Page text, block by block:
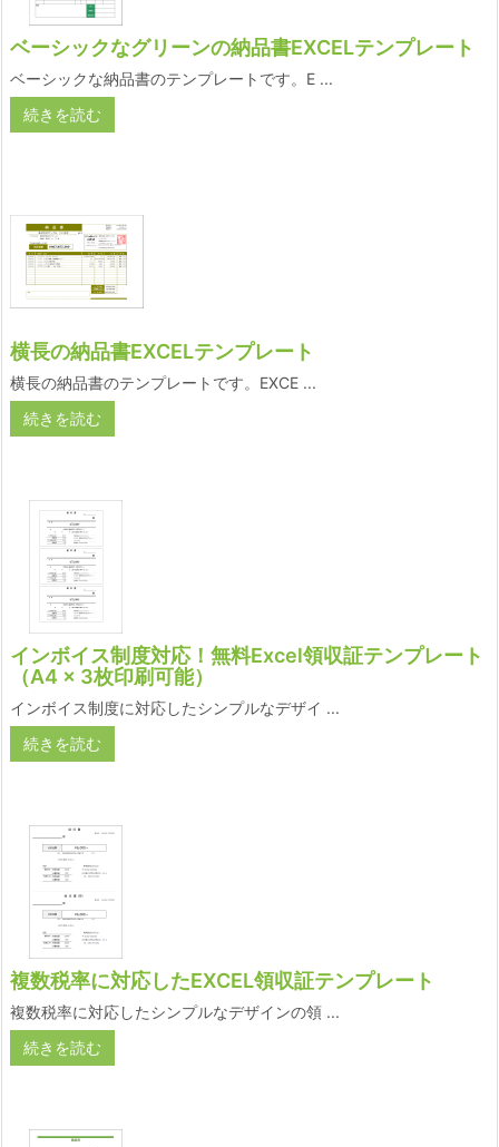
ベーシックなグリーンの納品書EXCELテンプレート
ベーシックな納品書のテンプレートです。E ...
続きを読む
横長の納品書EXCELテンプレート
横長の納品書のテンプレートです。EXCE ...
続きを読む
インボイス制度対応！無料Excel領収証テンプレート
（A4 × 3枚印刷可能）
インボイス制度に対応したシンプルなデザイ ...
続きを読む
複数税率に対応したEXCEL領収証テンプレート
複数税率に対応したシンプルなデザインの領 ...
続きを読む